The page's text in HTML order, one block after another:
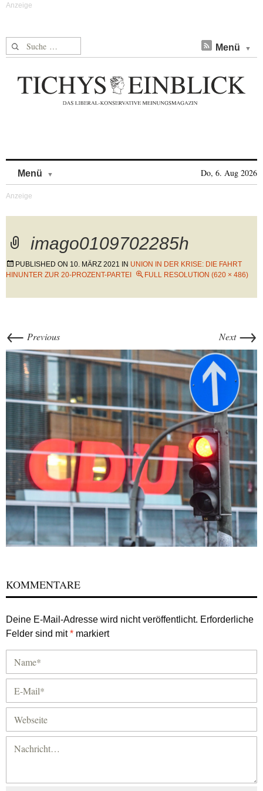
Suche nach: Menü
Menü Do, 6. Aug 2026
imago0109702285h
PUBLISHED ON 10. MÄRZ 2021 IN UNION IN DER KRISE: DIE FAHRT
HINUNTER ZUR 20-PROZENT-PARTEI
FULL RESOLUTION (620 × 486)
← Previous Next →
KOMMENTARE
Deine E-Mail-Adresse wird nicht veröffentlicht. Erforderliche
Felder sind mit* markiert